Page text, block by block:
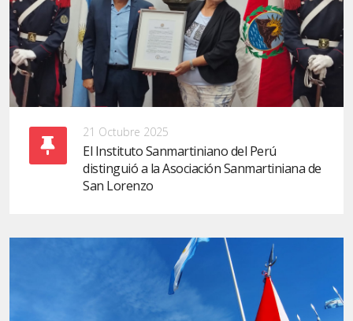
21 Octubre 2025
El Instituto Sanmartiniano del Perú
distinguió a la Asociación Sanmartiniana de
San Lorenzo